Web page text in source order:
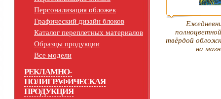
Персонализация обложек
Графический дизайн блоков
Каталог переплетных материалов
Образцы продукции
Все модели
РЕКЛАМНО-
ПОЛИГРАФИЧЕСКАЯ
ПРОДУКЦИЯ
твёрдой
на